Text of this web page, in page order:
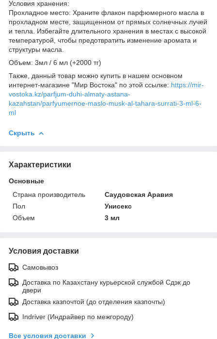
Условия хранения:
Прохладное место: Храните флакон парфюмерного масла в
прохладном месте, защищенном от прямых солнечных лучей
и тепла. Избегайте длительного хранения в местах с высокой
температурой, чтобы предотвратить изменение аромата и
структуры масла.
Объем: 3мл / 6 мл (+2000 тг)
Также, данный товар можно купить в нашем основном
интернет-магазине "Мир Востока" по этой ссылке: https://mir-
vostoka.kz/parfjum-duhi-almaty-astana-
kazahstan/parfyumernoe-maslo-musk-al-tahara-surrati-3-ml-6-
ml
Скрыть
Характеристики
Основные
Страна производитель
Саудовская Аравия
Пол
Унисекс
Объем
3 мл
Условия доставки
Самовывоз
Доставка по Казахстану курьерской службой Сдэк до
двери
Доставка казпочтой (до отделения казпочты)
Indriver (Индрайвер по межгороду)
Все условия доставки